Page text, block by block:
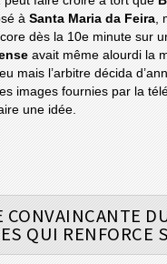
àSanta Maria da Feira
dès la 10e minute sur
avait même alourdi la
mais l’arbitre décida
images fournies par la
une idée.
CONVAINCANTE
QUI RENFORCE